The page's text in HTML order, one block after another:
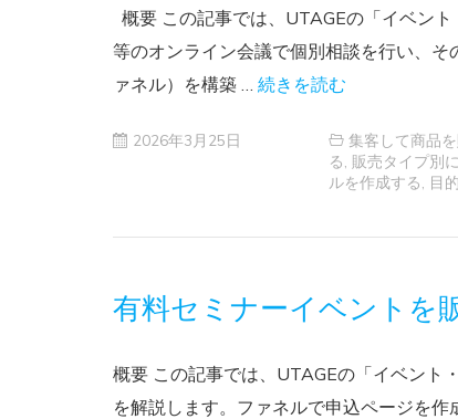
概要 この記事では、UTAGEの「イベン
等のオンライン会議で個別相談を行い、
ァネル）を構築 … 続きを読む
2026年3月25日
集客して商品
る 販売タイプ別
ルを作成する
目
有料セミナーイベントを
概要 この記事では、UTAGEの「イベント
を解説します。ファネルで申込ページを